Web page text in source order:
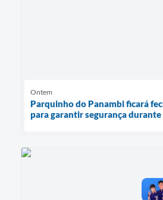
Ontem
Parquinho do Panambi ficará
para garantir segurança